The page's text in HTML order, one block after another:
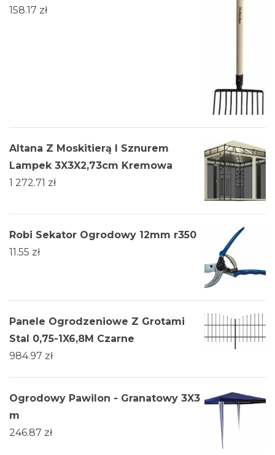
158.17 zł
Altana Z Moskitierą I Sznurem
Lampek 3X3X2,73cm Kremowa
1 272.71 zł
Robi Sekator Ogrodowy 12mm r350
11.55 zł
Panele Ogrodzeniowe Z Grotami
Stal 0,75-1X6,8M Czarne
984.97 zł
Ogrodowy Pawilon - Granatowy 3X3
m
246.87 zł